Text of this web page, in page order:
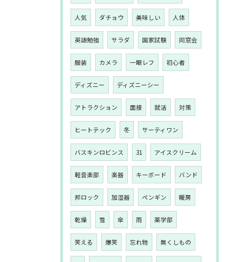
人気 ダチョウ 美味しい 人体
英語勉強 サラダ 国家試験 同窓会
服装 カメラ 一眼レフ 初心者
ディズニー ディズニーシー
アトラクション 面接 就活 対策
ヒートテック 冬 サーティワン
バスキンロビンス 31 アイスクリーム
軽音楽部 楽器 キーボード バンド
邦ロック 加湿器 ペンギン 暖房
乾燥 雪 傘 雨 薬学部
笑える 爆笑 忘れ物 無くしもの